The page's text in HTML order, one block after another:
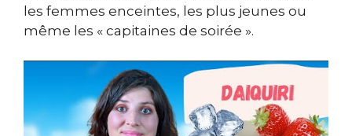
les femmes enceintes, les plus jeunes ou
même les « capitaines de soirée ».